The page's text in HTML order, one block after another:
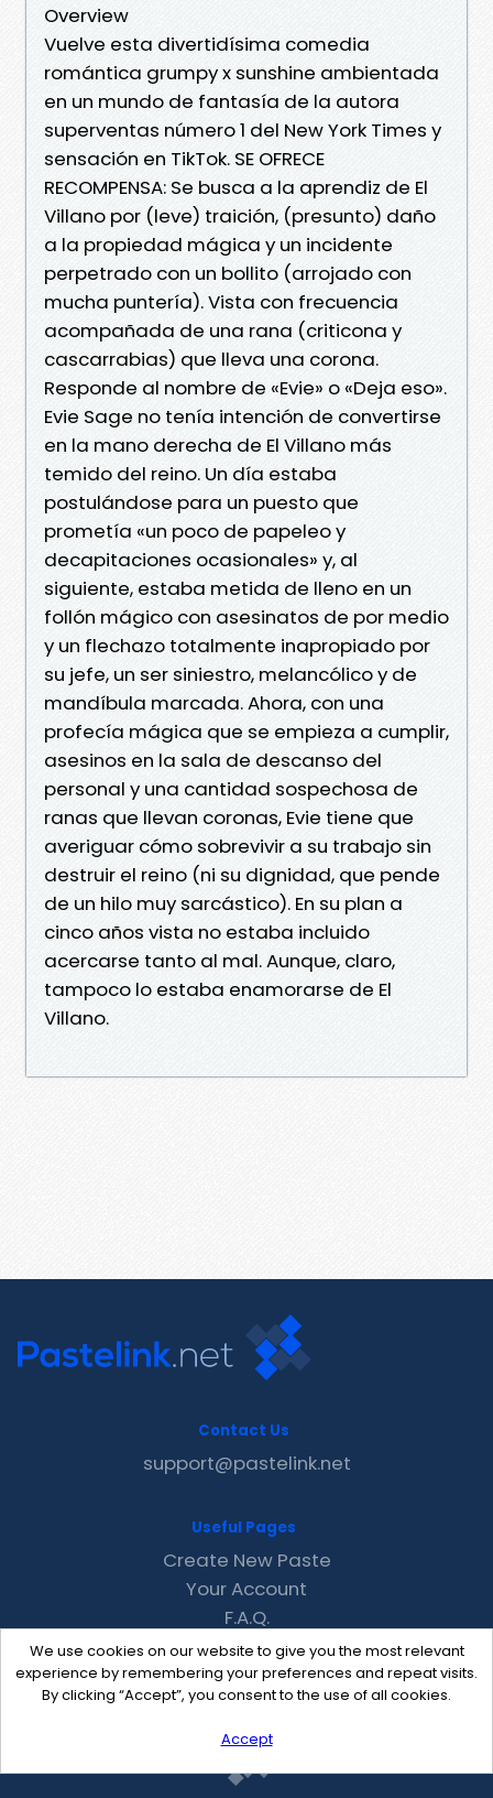
Overview
Vuelve esta divertidísima comedia
romántica grumpy x sunshine ambientada
en un mundo de fantasía de la autora
superventas número 1 del New York Times y
sensación en TikTok. SE OFRECE
RECOMPENSA: Se busca a la aprendiz de El
Villano por (leve) traición, (presunto) daño
a la propiedad mágica y un incidente
perpetrado con un bollito (arrojado con
mucha puntería). Vista con frecuencia
acompañada de una rana (criticona y
cascarrabias) que lleva una corona.
Responde al nombre de «Evie» o «Deja eso».
Evie Sage no tenía intención de convertirse
en la mano derecha de El Villano más
temido del reino. Un día estaba
postulándose para un puesto que
prometía «un poco de papeleo y
decapitaciones ocasionales» y, al
siguiente, estaba metida de lleno en un
follón mágico con asesinatos de por medio
y un flechazo totalmente inapropiado por
su jefe, un ser siniestro, melancólico y de
mandíbula marcada. Ahora, con una
profecía mágica que se empieza a cumplir,
asesinos en la sala de descanso del
personal y una cantidad sospechosa de
ranas que llevan coronas, Evie tiene que
averiguar cómo sobrevivir a su trabajo sin
destruir el reino (ni su dignidad, que pende
de un hilo muy sarcástico). En su plan a
cinco años vista no estaba incluido
acercarse tanto al mal. Aunque, claro,
tampoco lo estaba enamorarse de El
Villano.
We use cookies on our website to give you the most relevant
experience by remembering your preferences and repeat visits.
By clicking “Accept”, you consent to the use of all cookies.
Accept
Contact Us
support@pastelink.net
Useful Pages
Create New Paste
Your Account
F.A.Q.
Recent
Contact